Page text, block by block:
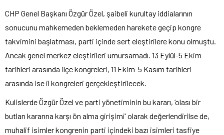
CHP Genel Başkanı Özgür Özel, şaibeli kurultay iddialarının
sonucunu mahkemeden beklemeden harekete geçip kongre
takvimini başlatması, parti içinde sert eleştirilere konu olmuştu.
Ancak genel merkez eleştirileri umursamadı. 13 Eylül-5 Ekim
tarihleri arasında ilçe kongreleri, 11 Ekim-5 Kasım tarihleri
arasında ise il kongreleri gerçekleştirilecek.
KulislerdeÖzgür Özel ve parti yönetiminin bu kararı, ‘olası bir
butlan kararına karşı ön alma girişimi’ olarak değerlendirilse de,
muhalif isimler kongrenin parti içindeki bazı isimleri tasfiye